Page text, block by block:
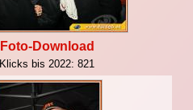
Foto-Download
Klicks bis 2022: 821